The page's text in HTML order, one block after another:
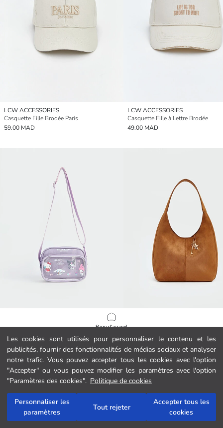
Les cookies sont utilisés pour personnaliser le contenu et les
publicités, fournir des fonctionnalités de médias sociaux et analyser
notre trafic. Vous pouvez accepter tous les cookies avec l'option
"Accepter" ou vous pouvez modifier les paramètres avec l'option
"Paramètres des cookies". Politique de cookies
Personnaliser les
paramètres
Tout rejeter
Accepter tous les
cookies
Page d'accueil
Catégories
Mon panier
LCW ACCESSORIES
Casquette Fille Brodée Paris
59.00 MAD
LCW ACCESSORIES
Casquette Fille à Lettre Brodée
49.00 MAD
Sac d'épaule imprimé Kuromi pour fille
249.00 MAD
Sac d'épaule femme en faux suède
219.00 MAD
115